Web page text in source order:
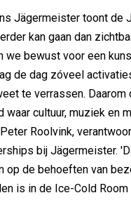
Jägermeister toont de
kan gaan dan
we bewust voor een
de dag zóveel
te verrassen.
waar cultuur, muziek en
Roolvink,
bij Jägermeister.
op de behoeften van
is in de Ice-Cold